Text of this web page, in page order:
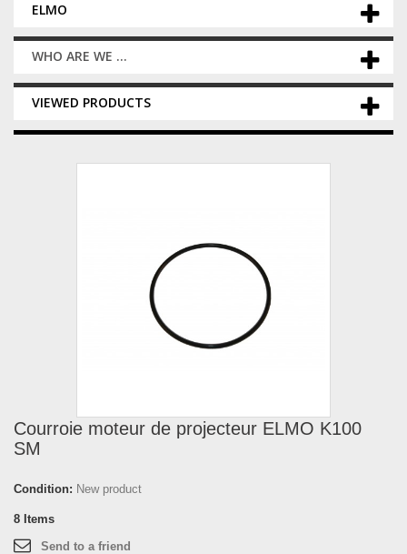
ELMO
WHO ARE WE ...
VIEWED PRODUCTS
Courroie moteur de projecteur ELMO K100
SM
Condition: New product
8 Items
Send to a friend